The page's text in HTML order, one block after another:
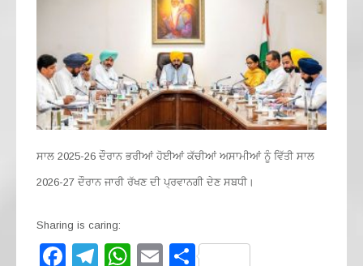
ਸਾਲ 2025-26 ਦੌਰਾਨ ਭਰੀਆਂ ਹੋਈਆਂ ਕੱਚੀਆਂ ਅਸਾਮੀਆਂ ਨੂੰ ਵਿੱਤੀ ਸਾਲ
2026-27 ਦੌਰਾਨ ਜਾਰੀ ਰੱਖਣ ਦੀ ਪ੍ਰਵਾਨਗੀ ਦੇਣ ਸਬਧੀ।
Sharing is caring:
F T W E S